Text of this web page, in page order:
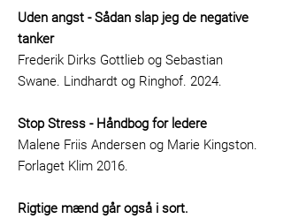
Uden angst - Sådan slap jeg de negative
tanker
Frederik Dirks Gottlieb og Sebastian
Swane. Lindhardt og Ringhof. 2024.
Stop Stress - Håndbog for ledere
Malene Friis Andersen og Marie Kingston.
Forlaget Klim 2016.
Rigtige mænd går også i sort.